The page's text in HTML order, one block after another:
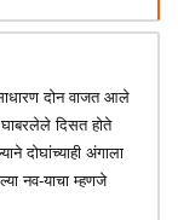
दोन वाजत आले
दिसत होते
दोघांच्याही अंगाला
नव-याचा म्हणजे